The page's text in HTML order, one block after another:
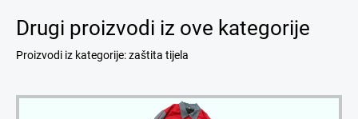
Drugi proizvodi iz ove kategorije
Proizvodi iz kategorije: zaštita tijela